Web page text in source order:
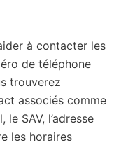
à contacter les
de téléphone
trouverez
associés comme
le SAV, l’adresse
les horaires